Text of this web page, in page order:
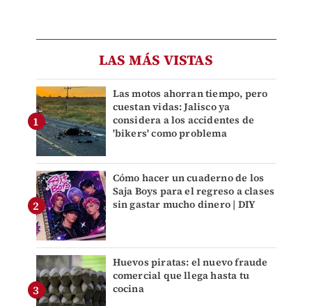
LAS MÁS VISTAS
Las motos ahorran tiempo, pero
cuestan vidas: Jalisco ya
considera a los accidentes de
'bikers' como problema
Cómo hacer un cuaderno de los
Saja Boys para el regreso a clases
sin gastar mucho dinero | DIY
Huevos piratas: el nuevo fraude
comercial que llega hasta tu
cocina